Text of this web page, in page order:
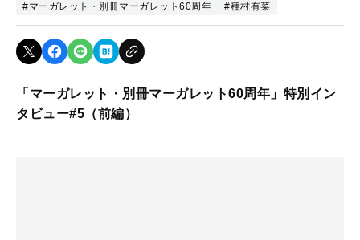
#マーガレット・別冊マーガレット60周年
#種村有菜
「マーガレット・別冊マーガレット60周年」特別イン
タビュー#5（前編）